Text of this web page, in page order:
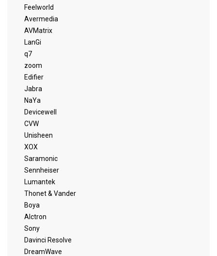
Feelworld
Avermedia
AVMatrix
LanGi
q7
zoom
Edifier
Jabra
NaYa
Devicewell
CVW
Unisheen
XOX
Saramonic
Sennheiser
Lumantek
Thonet & Vander
Boya
Alctron
Sony
Davinci Resolve
DreamWave